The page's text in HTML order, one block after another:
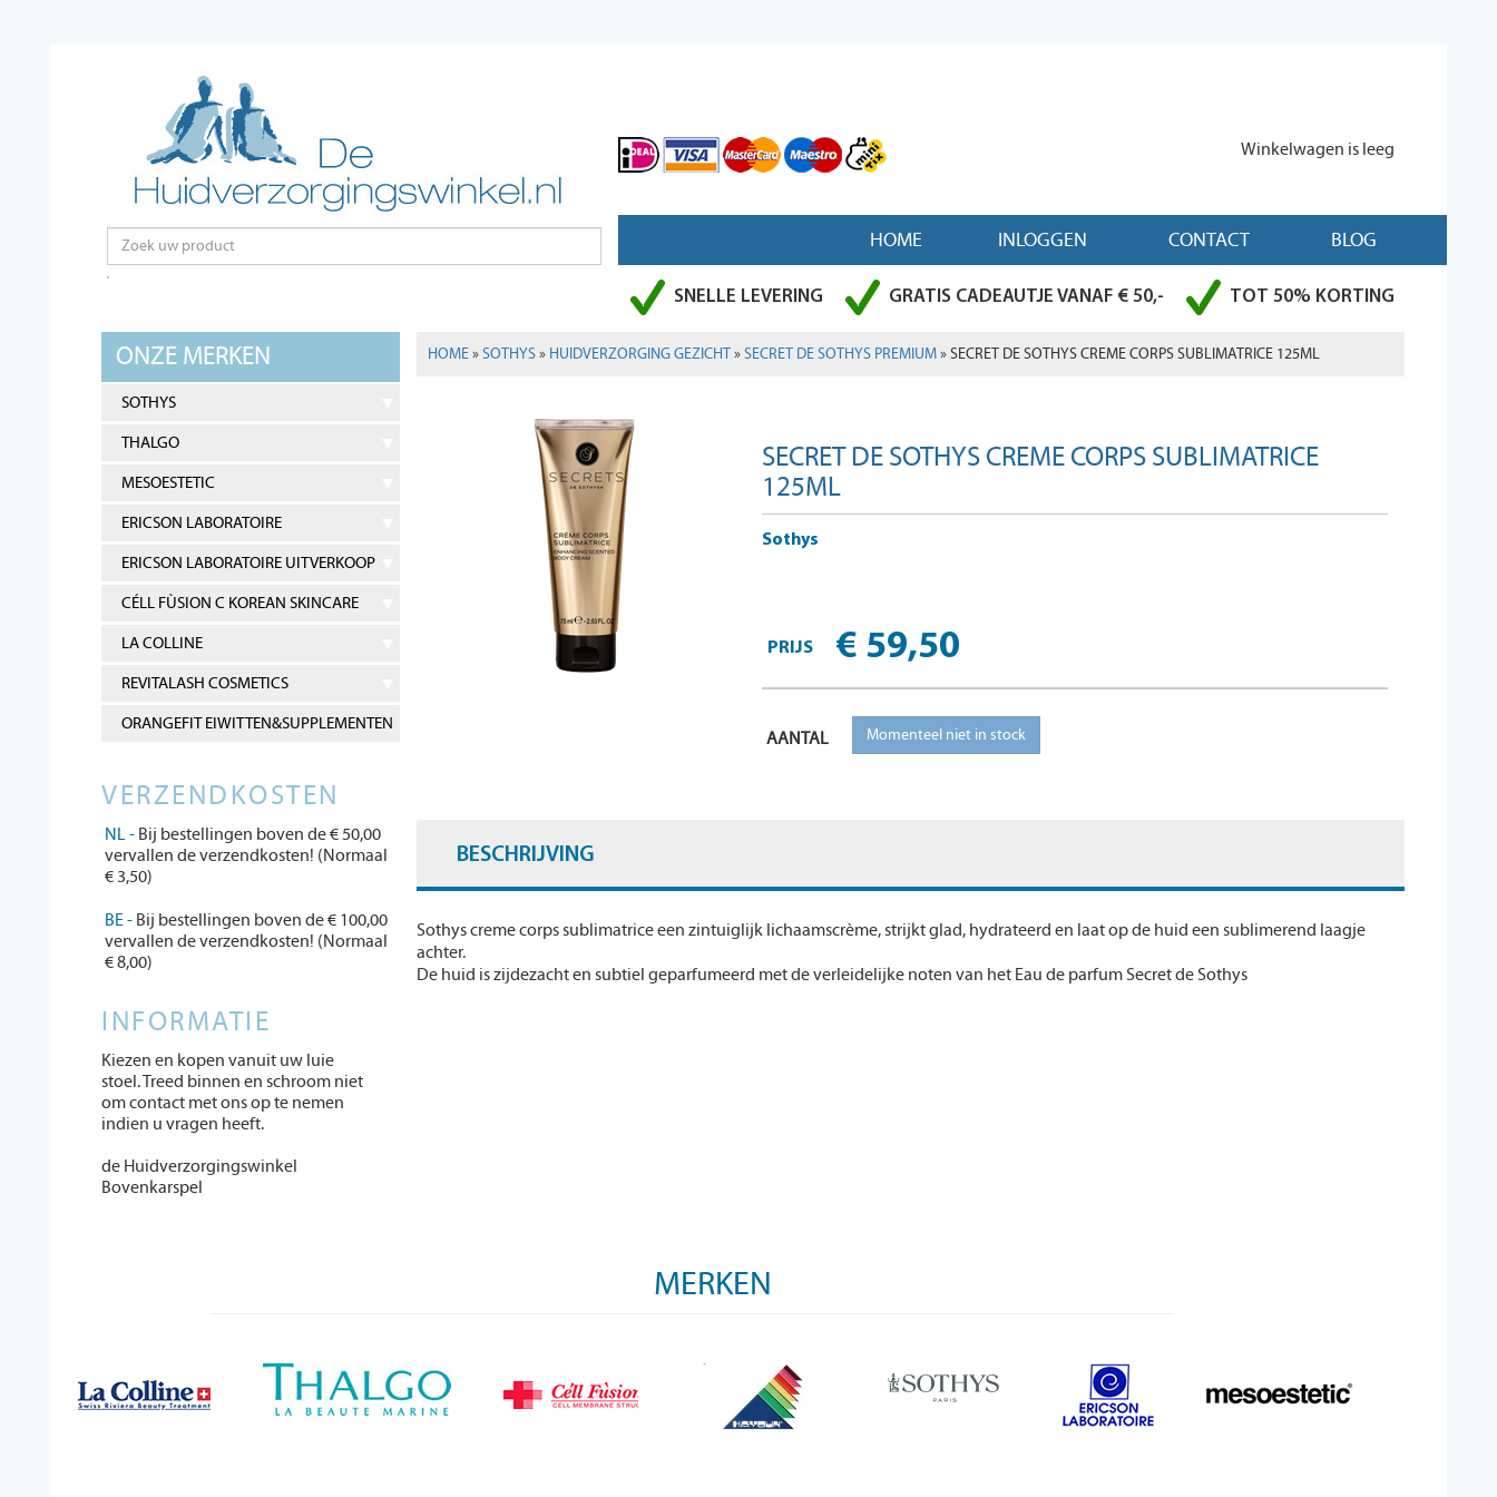
Winkelwagen is leeg
HOME INLOGGEN CONTACT BLOG
SNELLE LEVERING GRATIS CADEAUTJE VANAF € 50,- TOT 50% KORTING
ONZE MERKEN
SOTHYS
THALGO
MESOESTETIC
ERICSON LABORATOIRE
ERICSON LABORATOIRE UITVERKOOP
CÉLL FÙSION C KOREAN SKINCARE
LA COLLINE
REVITALASH COSMETICS
ORANGEFIT EIWITTEN&SUPPLEMENTEN
VERZENDKOSTEN
NL - Bij bestellingen boven de € 50,00
vervallen de verzendkosten! (Normaal
€ 3,50)
BE - Bij bestellingen boven de € 100,00
vervallen de verzendkosten! (Normaal
€ 8,00)
INFORMATIE
Kiezen en kopen vanuit uw luie
stoel. Treed binnen en schroom niet
om contact met ons op te nemen
indien u vragen heeft.
de Huidverzorgingswinkel
Bovenkarspel
HOME»SOTHYS» HUIDVERZORGING GEZICHT»SECRET DE SOTHYS PREMIUM» SECRET DE SOTHYS CREME CORPS SUBLIMATRICE 125ML
SECRET DE SOTHYS CREME CORPS SUBLIMATRICE
125ML
Sothys
PRIJS € 59,50
AANTAL
BESCHRIJVING
Sothys creme corps sublimatrice een zintuiglijklichaamscrème, strijkt glad, hydrateerd en laat op de huid een sublimerend laagje
achter.
De huid is zijdezacht en subtiel geparfumeerd met de verleidelijke noten van het Eau de parfum Secret de Sothys
MERKEN